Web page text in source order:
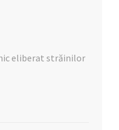
eliberat străinilor